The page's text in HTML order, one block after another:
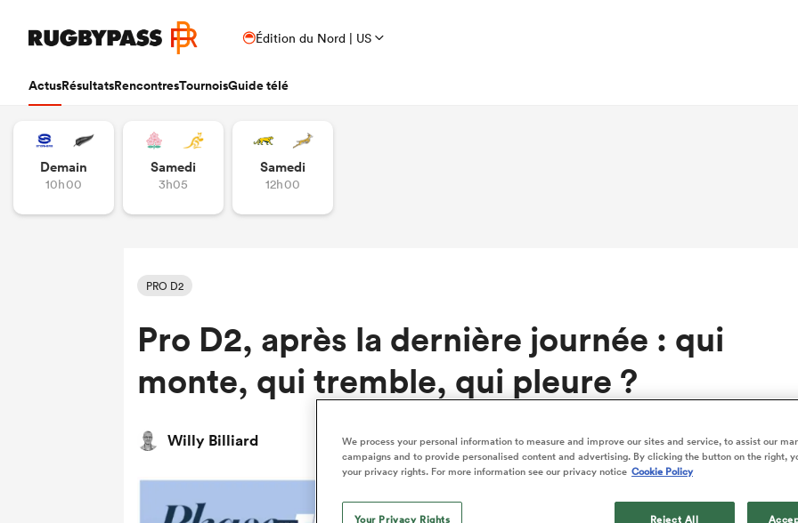
Édition du Nord | US
ActusRésultatsRencontresTournoisGuide télé
Demain
10h00
Samedi
3h05
Samedi
12h00
PRO D2
Pro D2, après la dernière journée : qui
monte, qui tremble, qui pleure ?
Willy Billiard
Updated: 15 May 2026 21:57 PDT
We process your personal information to measure and improve our sites and service, to assist our
campaigns and to provide personalised content and advertising. By clicking the button on the right,
your privacy rights. For more information see our privacy notice Cookie Policy
Your Privacy Rights Reject All